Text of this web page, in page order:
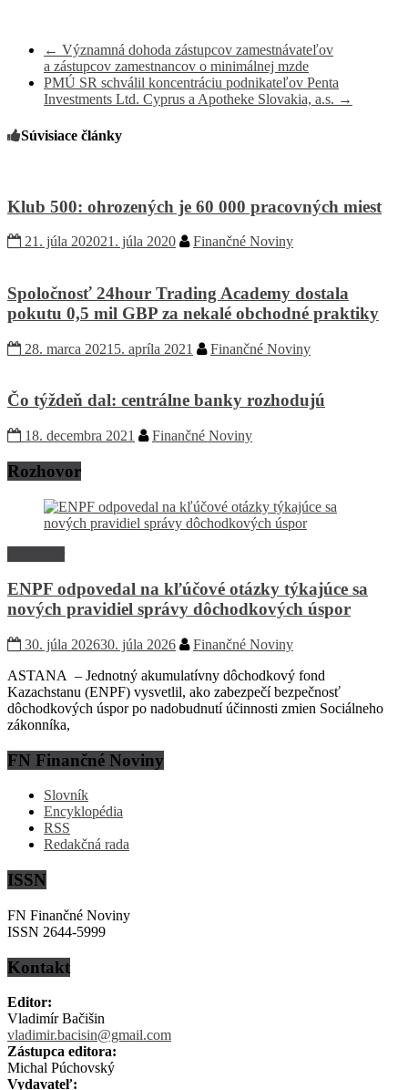
← Významná dohoda zástupcov zamestnávateľov
a zástupcov zamestnancov o minimálnej mzde
PMÚ SR schválil koncentráciu podnikateľov Penta
Investments Ltd. Cyprus a Apotheke Slovakia, a.s. →
Súvisiace články
Klub 500: ohrozených je 60 000 pracovných miest
21. júla 202021. júla 2020 Finančné Noviny
Spoločnosť 24hour Trading Academy dostala
pokutu 0,5 mil GBP za nekalé obchodné praktiky
28. marca 2021 5. apríla 2021 Finančné Noviny
Čo týždeň dal: centrálne banky rozhodujú
18. decembra 2021 Finančné Noviny
Rozhovor
ENPF odpovedal na kľúčové otázky týkajúce sa
nových pravidiel správy dôchodkových úspor
30. júla 202630. júla 2026
Finančné Noviny
ASTANA – Jednotný akumulatívny dôchodkový fond
Kazachstanu (ENPF) vysvetlil, ako zabezpečí bezpečnosť
dôchodkových úspor po nadobudnutí účinnosti zmien Sociálneho
zákonníka,
FN Finančné Noviny
Slovník
Encyklopédia
RSS
Redakčná rada
ISSN
FN Finančné Noviny
ISSN 2644-5999
Kontakt
Editor:
Vladimír Bačišin
vladimir.bacisin@gmail.com
Zástupca editora:
Michal Púchovský
Vydavateľ: